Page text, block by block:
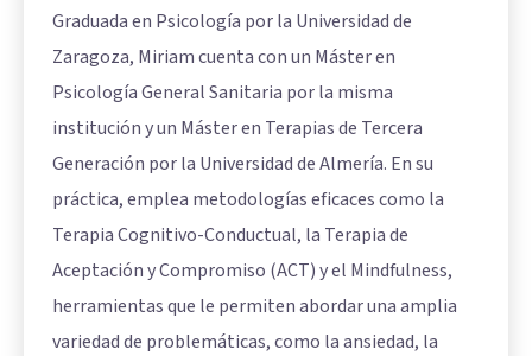
Graduada en Psicología por la Universidad de
Zaragoza, Miriam cuenta con un Máster en
Psicología General Sanitaria por la misma
institución y un Máster en Terapias de Tercera
Generación por la Universidad de Almería. En su
práctica, emplea metodologías eficaces como la
Terapia Cognitivo-Conductual, la Terapia de
Aceptación y Compromiso (ACT) y el Mindfulness,
herramientas que le permiten abordar una amplia
variedad de problemáticas, como la ansiedad, la